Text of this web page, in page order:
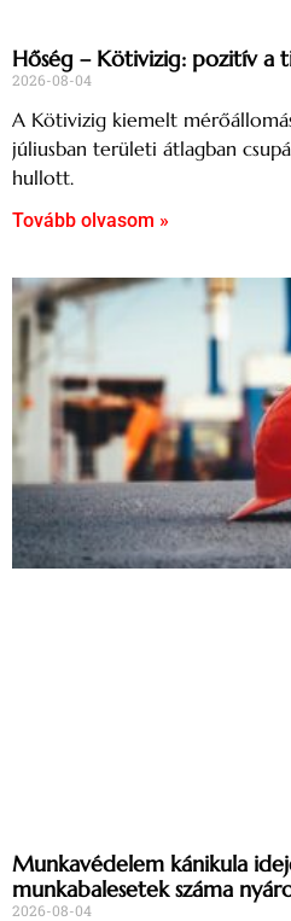
Hőség – Kötivizig: pozitív a
2026-08-04
A Kötivizig kiemelt
júliusban területi átlagban
hullott.
Tovább olvasom »
Munkavédelem kánikula
munkabalesetek száma
2026-08-04